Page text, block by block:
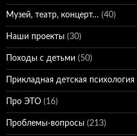
Музей, театр, концерт… (40)
Наши проекты (30)
Походы с детьми (50)
Прикладная детская психология
Про ЭТО (16)
Проблемы-вопросы (213)